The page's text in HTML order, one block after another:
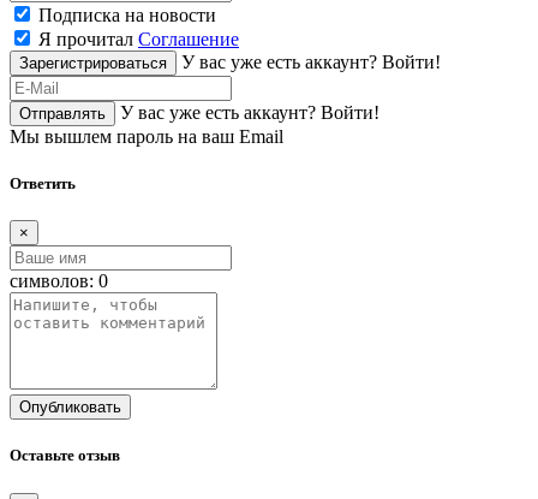
Подписка на новости
Я прочитал Соглашение
Зарегистрироваться У вас уже есть аккаунт? Войти!
Отправлять У вас уже есть аккаунт? Войти!
Мы вышлем пароль на ваш Email
Ответить
×
символов: 0
Опубликовать
Оставьте отзыв